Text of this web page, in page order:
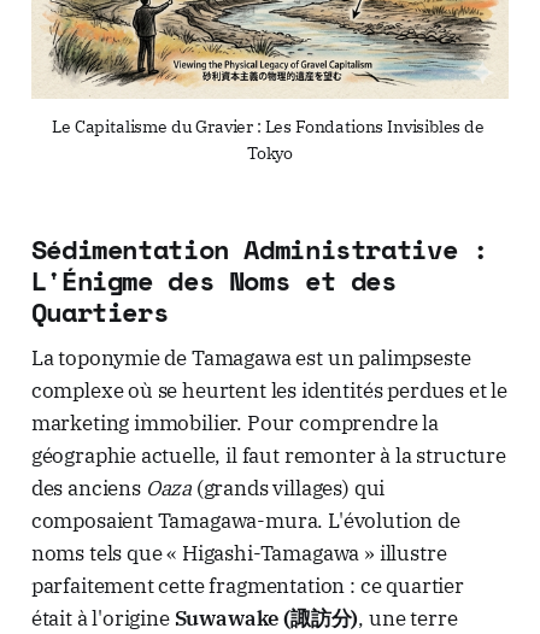
Le Capitalisme du Gravier : Les Fondations Invisibles de
Tokyo
Sédimentation Administrative :
L'Énigme des Noms et des
Quartiers
La toponymie de Tamagawa est un palimpseste
complexe où se heurtent les identités perdues et le
marketing immobilier. Pour comprendre la
géographie actuelle, il faut remonter à la structure
des anciens Oaza (grands villages) qui
composaient Tamagawa-mura. L'évolution de
noms tels que « Higashi-Tamagawa » illustre
parfaitement cette fragmentation : ce quartier
était à l'origine Suwawake (諏訪分), une terre